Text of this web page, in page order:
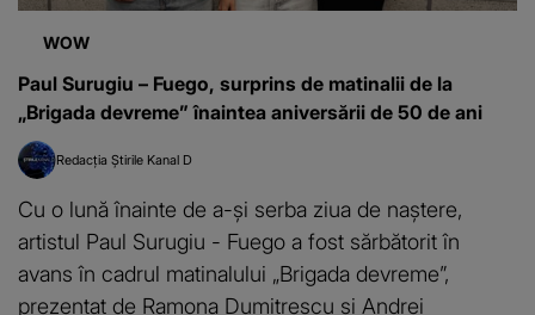
WOW
Paul Surugiu – Fuego, surprins de matinalii de la
„Brigada devreme” înaintea aniversării de 50 de ani
Redacția Știrile Kanal D
Cu o lună înainte de a-și serba ziua de naștere,
artistul Paul Surugiu - Fuego a fost sărbătorit în
avans în cadrul matinalului „Brigada devreme”,
prezentat de Ramona Dumitrescu și Andrei